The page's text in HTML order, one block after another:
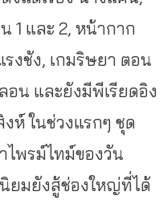
1 และ 2, หน้ากาก
งชัง, เกมริษยา ตอน
อน และยังมีพีเรียดอิง
ห์ ในช่วงแรกๆ ชุด
ไพรม์ไทม์ของวัน
ยมยังสู้ช่องใหญ่ที่ได้